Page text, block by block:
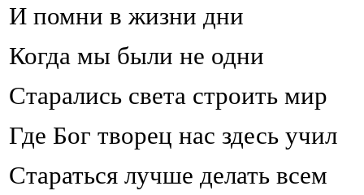
И помни в жизни дни
Когда мы были не одни
Старались света строить мир
Где Бог творец нас здесь учил
Стараться лучше делать всем